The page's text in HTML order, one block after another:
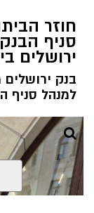
חוזר
סניף
ירושלים
בנק ירושלים
למנהל סניף